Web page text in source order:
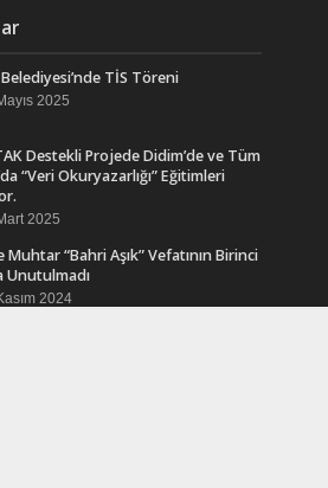
TİS Töreni
2025
Destekli Projede Didim’de ve Tüm
“Veri Okuryazarlığı” Eğitimleri
2025
Muhtar “Bahri Aşık” Vefatının Birinci
Unutulmadı
2024